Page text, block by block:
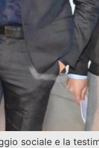
sociale e la